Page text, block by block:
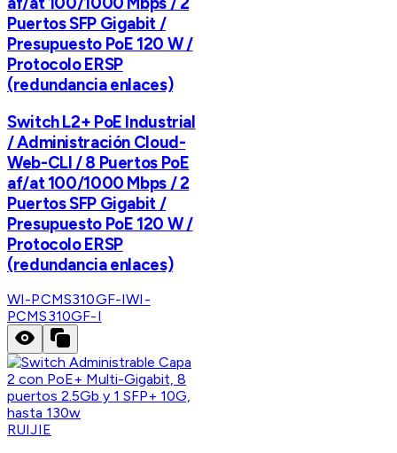
Puertos SFP Gigabit /
Presupuesto PoE 120 W /
Protocolo ERSP
(redundancia enlaces)
Switch L2+ PoE Industrial
/ Administración Cloud-
Web-CLI / 8 Puertos PoE
af/at 100/1000 Mbps / 2
Puertos SFP Gigabit /
Presupuesto PoE 120 W /
Protocolo ERSP
(redundancia enlaces)
WI-PCMS310GF-IWI-
PCMS310GF-I
RUIJIE